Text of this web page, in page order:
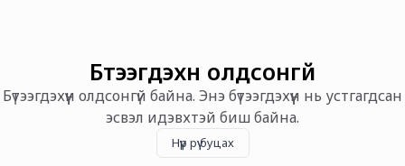
Бүтээгдэхүүн олдсонгүй
Бүтээгдэхүүн олдсонгүй байна. Энэ бүтээгдэхүүн нь устгагдсан
эсвэл идэвхтэй биш байна.
Нүүр рүү буцах